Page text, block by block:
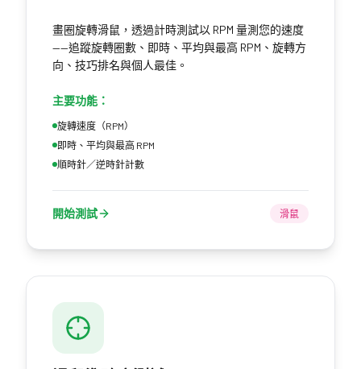
畫圈旋轉滑鼠，透過計時測試以 RPM 量測您的速度
——追蹤旋轉圈數、即時、平均與最高 RPM、旋轉方
向、技巧排名與個人最佳。
主要功能：
旋轉速度（RPM）
即時、平均與最高 RPM
順時針／逆時針計數
開始測試 滑鼠